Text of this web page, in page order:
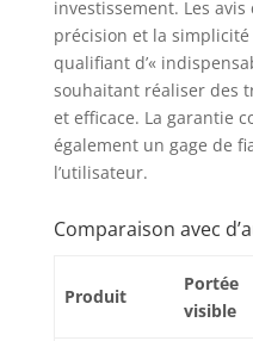
investissement. Les
précision et la
qualifiant d’«
souhaitant réaliser des
et efficace. La garantie
également un gage de
l’utilisateur.
Comparaison avec
Produit
Portée
visible